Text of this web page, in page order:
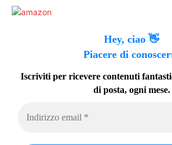
Hey, ciao 👋
Piacere di
Iscriviti per ricevere contenuti
di posta, ogni mese.